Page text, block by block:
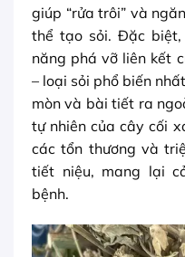
giúp “rửa trôi” và
thể tạo sỏi. Đặc
năng phá vỡ liên kết
– loại sỏi phổ biến
mòn và bài tiết ra
tự nhiên của cây cối
các tổn thương và
tiết niệu, mang lại
bệnh.